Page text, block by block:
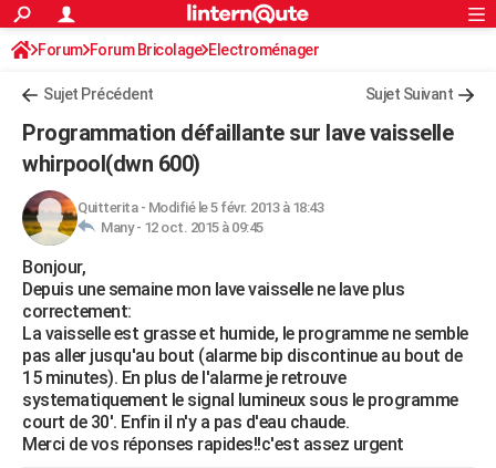
ACTUALITÉS
Politique
Société
Faits Divers
Education
Monde
Villes
+
Programme TV
Streaming
Cinéma
Sorties cinéma
Musique
FINANCE
Retraite
Impôts
Epargne
Immobilier
Risques naturels par ville
Banque
Assurance
Crédit
AUTO
Essais
Réserver un essai
Citadines
Berlines
SUV
Forum auto
HIGH-TECH
Mobiles
Meilleur smartphone
Internet
Ordinateurs
Jeux vidéo
Guide high-tech
BRICOLAGE
Forum
Aménagement intérieur
Extérieur
Cuisine
Salle de bains
Jardinage
Rangement
WEEK-END
Guides de France
Escapades
Patrimoine
Expositions
Musées
Week-end nature
LIFESTYLE
Art de vivre
Bien-être
Loisirs
Mode
Modes de vie
SANTE
S'inscrire
Connexion
Forum Forum Bricolage Electroménager
Sujet Précédent Sujet Suivant
Programmation défaillante sur lave vaisselle
whirpool(dwn 600)
Quitterita- Modifié le 5 févr. 2013 à 18:43
Many - 12 oct. 2015 à 09:45
Bonjour,
Depuis une semaine mon lave vaisselle ne lave plus
correctement:
La vaisselle est grasse et humide, le programme ne semble
pas aller jusqu'au bout (alarme bip discontinue au bout de
15 minutes). En plus de l'alarme je retrouve
systematiquement le signal lumineux sous le programme
court de 30'. Enfin il n'y a pas d'eau chaude.
Merci de vos réponses rapides!!c'est assez urgent